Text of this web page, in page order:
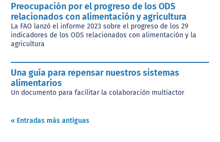
Preocupación por el progreso de los ODS
relacionados con alimentación y agricultura
La FAO lanzó el informe 2023 sobre el progreso de los 29
indicadores de los ODS relacionados con alimentación y la
agricultura
Una guía para repensar nuestros sistemas
alimentarios
Un documento para facilitar la colaboración multiactor
« Entradas más antiguas